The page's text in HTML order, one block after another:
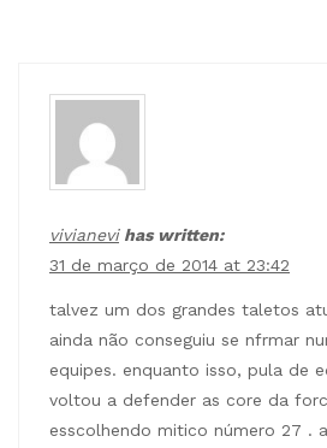
vivianevihas written:
31 de março de 2014 at 23:42
talvez um dos grandes taletos
ainda não conseguiu se nfrmar
equipes. enquanto isso, pula de
voltou a defender as core da
esscolhendo mitico número 27 .